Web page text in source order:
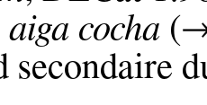
aiga cocha
secondaire